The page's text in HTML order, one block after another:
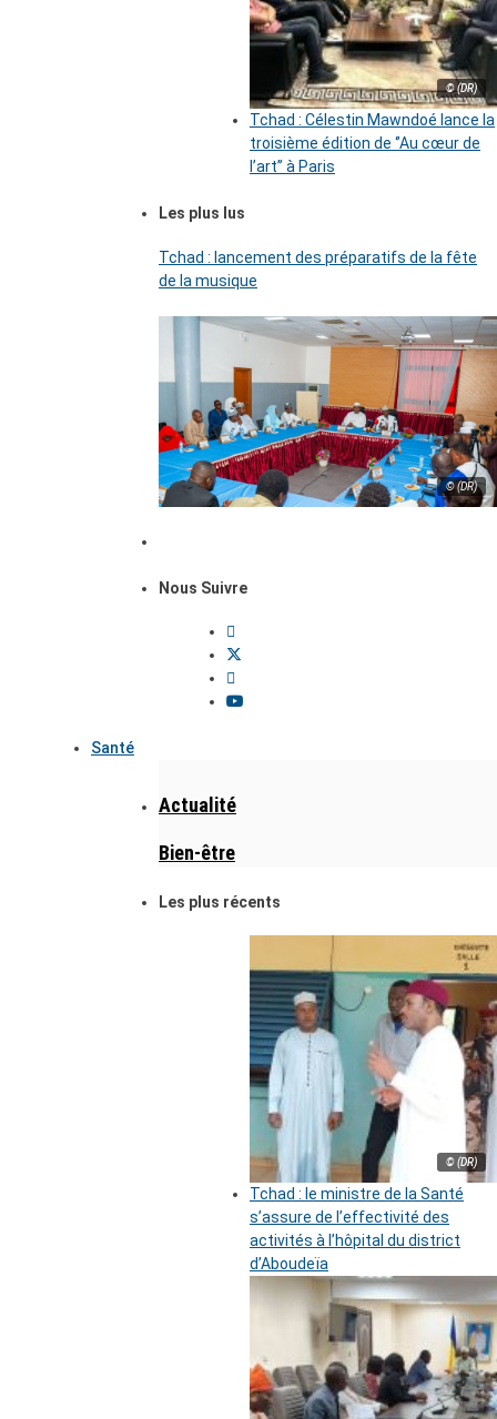
© (DR)
Tchad : Célestin Mawndoé lance la
troisième édition de ‘’Au cœur de
l’art’’ à Paris
Les plus lus
Tchad : lancement des préparatifs de la fête
de la musique
© (DR)
Nous Suivre
Santé
Actualité
Bien-être
Les plus récents
© (DR)
Tchad : le ministre de la Santé
s’assure de l’effectivité des
activités à l’hôpital du district
d’Aboudeïa